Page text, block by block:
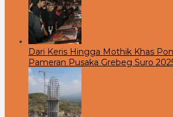
Dari Keris Hingga Mothik Khas
Pameran Pusaka Grebeg Suro